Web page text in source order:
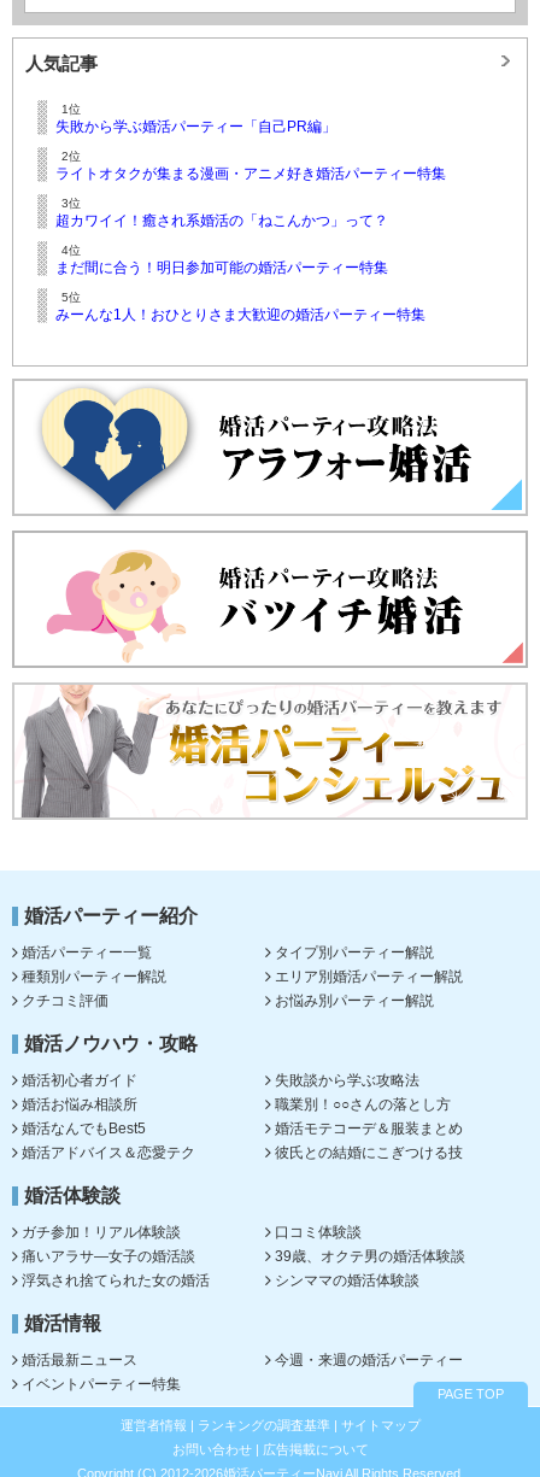
人気記事
1位
失敗から学ぶ婚活パーティー「自己PR編」
2位
ライトオタクが集まる漫画・アニメ好き婚活パーティー特集
3位
超カワイイ！癒され系婚活の「ねこんかつ」って？
4位
まだ間に合う！明日参加可能の婚活パーティー特集
5位
みーんな1人！おひとりさま大歓迎の婚活パーティー特集
婚活パーティー紹介
婚活パーティー一覧
タイプ別パーティー解説
種類別パーティー解説
エリア別婚活パーティー解説
クチコミ評価
お悩み別パーティー解説
婚活ノウハウ・攻略
婚活初心者ガイド
失敗談から学ぶ攻略法
婚活お悩み相談所
職業別！○○さんの落とし方
婚活なんでもBest5
婚活モテコーデ＆服装まとめ
婚活アドバイス＆恋愛テク
彼氏との結婚にこぎつける技
婚活体験談
ガチ参加！リアル体験談
口コミ体験談
痛いアラサ―女子の婚活談
39歳、オクテ男の婚活体験談
浮気され捨てられた女の婚活
シンママの婚活体験談
婚活情報
婚活最新ニュース
今週・来週の婚活パーティー
イベントパーティー特集
PAGE TOP
運営者情報 | ランキングの調査基準| サイトマップ
お問い合わせ| 広告掲載について
Copyright (C) 2012-2026婚活パーティーNavi All Rights Reserved.